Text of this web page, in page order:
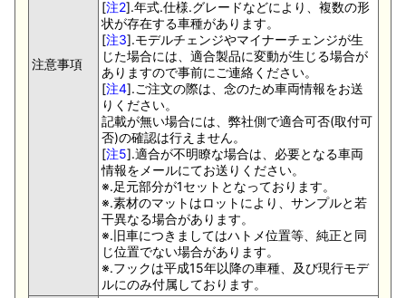
注意事項
[注2].年式.仕様.グレードなどにより、複数の形
状が存在する車種があります。
[注3].モデルチェンジやマイナーチェンジが生
じた場合には、適合製品に変動が生じる場合が
ありますので事前にご連絡ください。
[注4].ご注文の際は、念のため車両情報をお送
りください。
記載が無い場合には、弊社側で適合可否(取付可
否)の確認は行えません。
[注5].適合が不明瞭な場合は、必要となる車両
情報をメールにてお送りください。
※.足元部分が1セットとなっております。
※.素材のマットはロットにより、サンプルと若
干異なる場合があります。
※.旧車につきましてはハトメ位置等、純正と同
じ位置でない場合があります。
※.フックは平成15年以降の車種、及び現行モデ
ルにのみ付属しております。